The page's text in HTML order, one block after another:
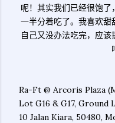
呢！其实我们已经很饱
一半分着吃了。我喜欢
自己又没办法吃完，应
Ra-Ft @ Arcoris Plaza
Lot G16 & G17, Ground
10 Jalan Kiara, 50480,